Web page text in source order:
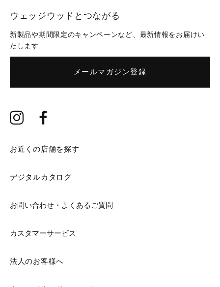
ウェッジウッドとつながる
新製品や期間限定のキャンペーンなど、最新情報をお届けい
たします
メールマガジン登録
お近くの店舗を探す
デジタルカタログ
お問い合わせ・よくあるご質問
カスタマーサービス
法人のお客様へ